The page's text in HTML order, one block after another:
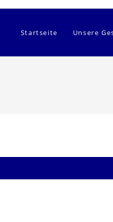
Startseite Unsere